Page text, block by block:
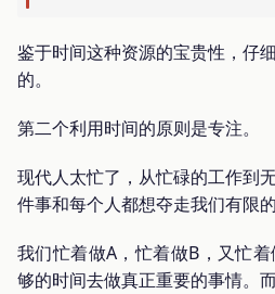
鉴于时间这种资源的宝贵性，仔
的。
第二个利用时间的原则是专注。
现代人太忙了，从忙碌的工作到
件事和每个人都想夺走我们有限的
我们忙着做A，忙着做B，又忙
够的时间去做真正重要的事情。